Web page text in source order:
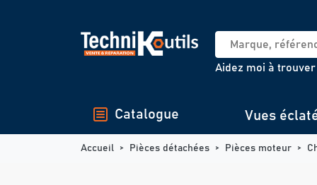
Aidez moi à
Catalogue Vues
Accueil Pièces détachées Pièces moteur